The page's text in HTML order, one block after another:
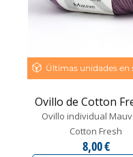
Últimas unidades en
Ovillo de Cotton
Ovillo individual
Cotton Fresh
8,00 €